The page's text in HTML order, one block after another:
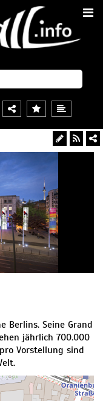
Berlins. Seine Grand
jährlich 700.000
Vorstellung sind